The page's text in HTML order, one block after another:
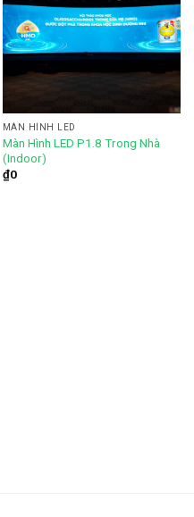
Add to
wishlist
MÀN HÌNH LED
Màn Hình LED P1.8 Trong Nhà
(Indoor)
₫0